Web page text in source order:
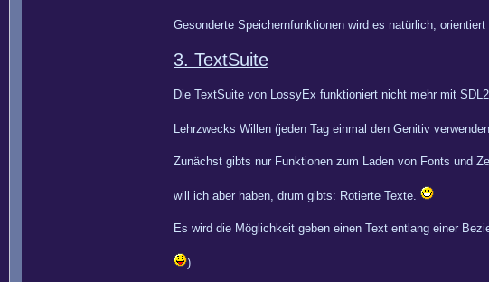
Gesonderte Speichernfunktionen wird es natürlich,
3. TextSuite
Die TextSuite von LossyEx funktioniert nicht mehr mit
Lehrzwecks Willen (jeden Tag einmal den Genitiv
Zunächst gibts nur Funktionen zum Laden von Fonts und
will ich aber haben, drum gibts: Rotierte Texte.
Es wird die Möglichkeit geben einen Text entlang einer
)